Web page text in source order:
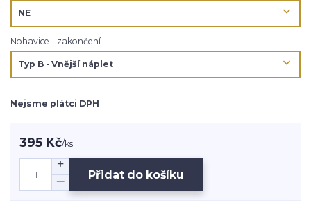
Nohavice - zakončení
Nejsme plátci DPH
395 Kč/ks
Přidat do košíku